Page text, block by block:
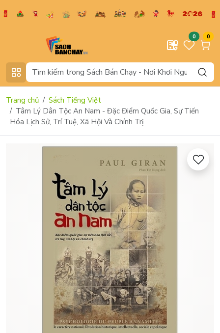
0 0
Trang chủ
Sách Tiếng Việt
Tâm Lý Dân Tộc An Nam - Đặc Điểm Quốc Gia, Sự Tiến
Hóa Lịch Sử, Trí Tuệ, Xã Hội Và Chính Trị